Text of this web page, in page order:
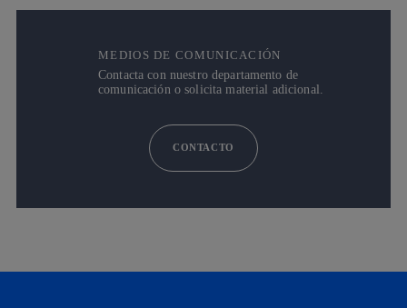
MEDIOS DE COMUNICACIÓN
Contacta con nuestro departamento de
comunicación o solicita material adicional.
CONTACTO